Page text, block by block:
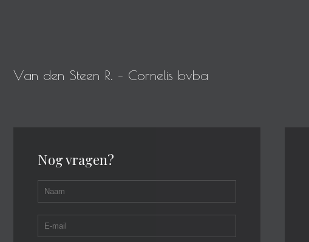
Van den Steen R. – Cornelis bvba
Nog vragen?